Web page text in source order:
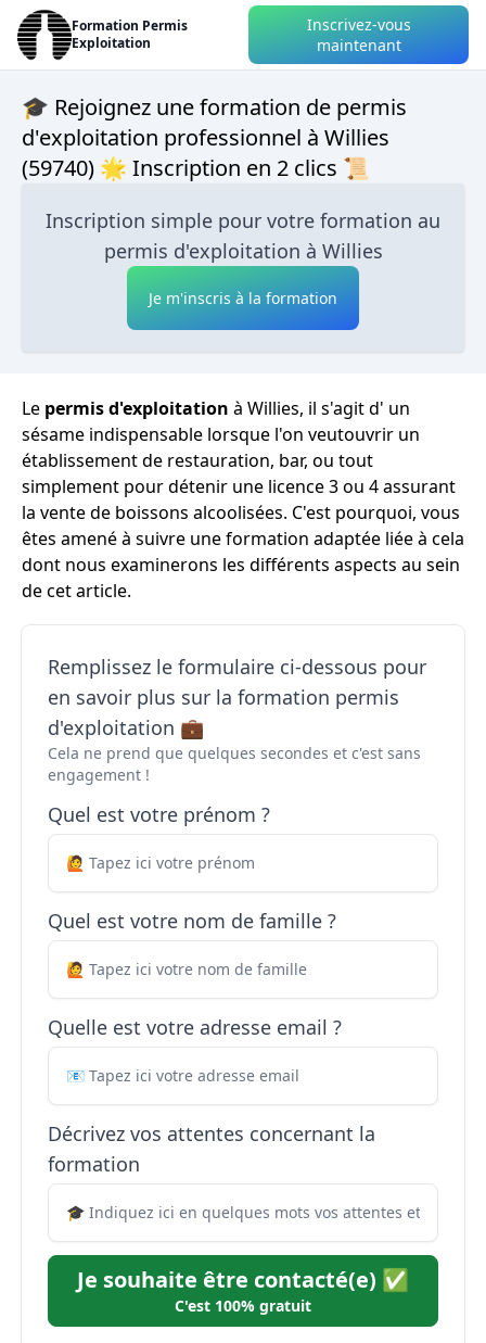
Formation Permis
Exploitation
Inscrivez-vous
maintenant
🎓 Rejoignez une formation de permis
d'exploitation professionnel à Willies
(59740) 🌟 Inscription en 2 clics 📜
Inscription simple pour votre formation au
permis d'exploitation à Willies
Je m'inscris à la formation
Le permis d'exploitation à Willies, il s'agit d' un
sésame indispensable lorsque l'on veutouvrir un
établissement de restauration, bar, ou tout
simplement pour détenir une licence 3 ou 4 assurant
la vente de boissons alcoolisées. C'est pourquoi, vous
êtes amené à suivre une formation adaptée liée à cela
dont nous examinerons les différents aspects au sein
de cet article.
Remplissez le formulaire ci-dessous pour
en savoir plus sur la formation permis
d'exploitation 💼
Cela ne prend que quelques secondes et c'est sans
engagement !
Quel est votre prénom ?
Quel est votre nom de famille ?
Quelle est votre adresse email ?
Décrivez vos attentes concernant la
formation
Je souhaite être contacté(e) ✅
C'est 100% gratuit